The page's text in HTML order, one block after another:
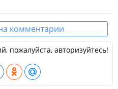
комментарии
пожалуйста, авторизуйтесь!